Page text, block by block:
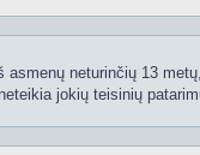
neturinčių 13
jokių teisinių